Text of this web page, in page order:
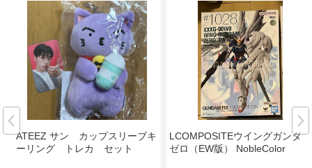
ATEEZ サン カップスリーブキ
ーリング トレカ セット
LCOMPOSITEウイングガンダム
ゼロ（EW版） NobleColor